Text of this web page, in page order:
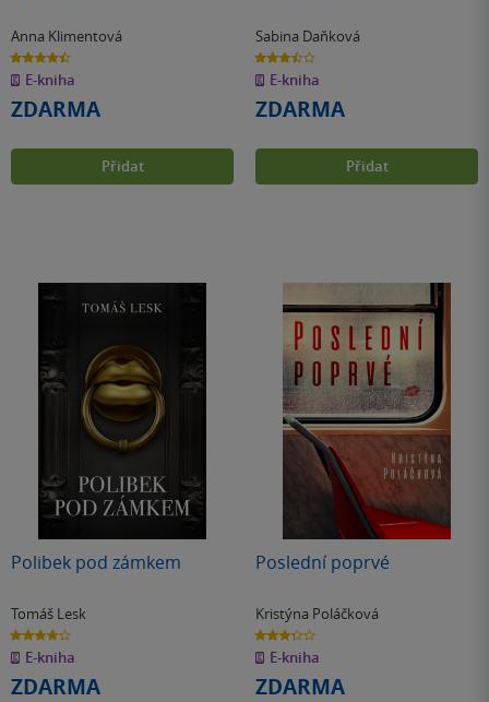
Anna Klimentová
4.4
z
5
hvězdiček
E-kniha
ZDARMA
Přidat
Sabina Daňková
3.5
z
5
hvězdiček
E-kniha
ZDARMA
Přidat
Polibek pod zámkem
Tomáš Lesk
3.7
z
5
hvězdiček
E-kniha
ZDARMA
Poslední poprvé
Kristýna Poláčková
3.3
z
5
hvězdiček
E-kniha
ZDARMA